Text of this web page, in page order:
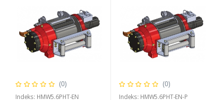
(0)
Indeks: HMW5.6PHT-EN
(0)
Indeks: HMW5.6PHT-EN-P